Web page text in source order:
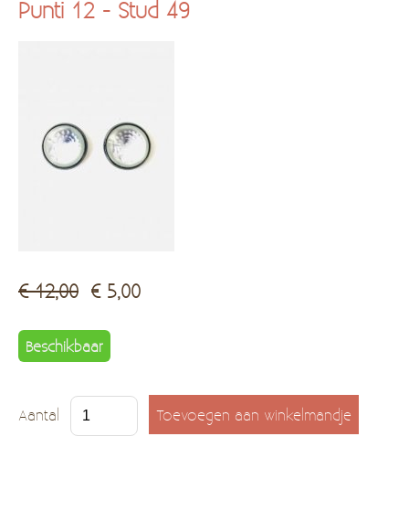
Punti 12 - Stud 49
€ 12,00 € 5,00
Beschikbaar
Aantal